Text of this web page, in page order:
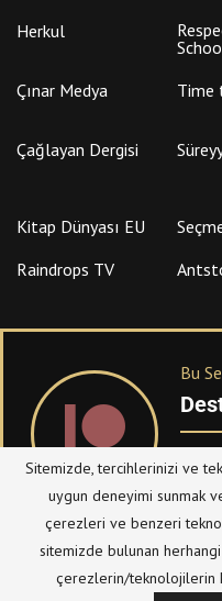
Herkul
Çınar Medya Time
Çağlayan Dergisi
Kitap Dünyası EU
Raindrops TV
Bu
Bize Ulaşın
Sitemizde, tercihlerinizi ve
uygun deneyimi sunmak
çerezleri ve benzeri
sitemizde bulunan
çerezlerin/teknolojilerin